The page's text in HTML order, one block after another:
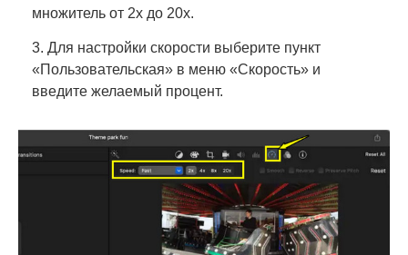
множитель от 2x до 20x.
3. Для настройки скорости выберите пункт
«Пользовательская» в меню «Скорость» и
введите желаемый процент.